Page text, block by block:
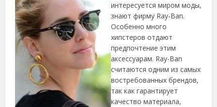
интересуется миром моды,
знают фирму Ray-Ban.
Особенно много
хипстеров отдают
предпочтение этим
аксессуарам. Ray-Ban
считаются одним из самых
востребованных брендов,
так как гарантирует
качество материала,